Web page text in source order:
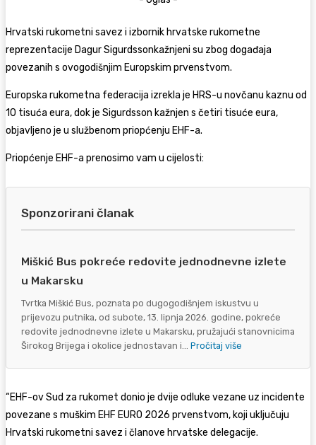
Hrvatski rukometni savez i izbornik hrvatske rukometne
reprezentacije Dagur Sigurdssonkažnjeni su zbog događaja
povezanih s ovogodišnjim Europskim prvenstvom.
Europska rukometna federacija izrekla je HRS-u novčanu kaznu od
10 tisuća eura, dok je Sigurdsson kažnjen s četiri tisuće eura,
objavljeno je u službenom priopćenju EHF-a.
Priopćenje EHF-a prenosimo vam u cijelosti:
Sponzorirani članak
Miškić Bus pokreće redovite jednodnevne izlete
u Makarsku
Tvrtka Miškić Bus, poznata po dugogodišnjem iskustvu u
prijevozu putnika, od subote, 13. lipnja 2026. godine, pokreće
redovite jednodnevne izlete u Makarsku, pružajući stanovnicima
Širokog Brijega i okolice jednostavan i... Pročitaj više
“EHF-ov Sud za rukomet donio je dvije odluke vezane uz incidente
povezane s muškim EHF EURO 2026 prvenstvom, koji uključuju
Hrvatski rukometni savez i članove hrvatske delegacije.